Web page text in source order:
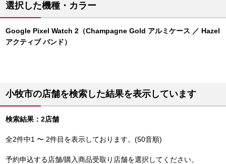
選択した機種・カラー
Google Pixel Watch 2（Champagne Gold アルミケース ／ Hazel
アクティブ バンド）
小牧市の店舗を検索した結果を表示しています
検索結果：2店舗
全2件中1 〜 2件目を表示しております。(50音順)
予約申込する店舗/購入商品受取り店舗を選択してください。